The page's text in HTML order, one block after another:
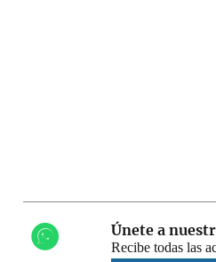
Únete a
Recibe todas las